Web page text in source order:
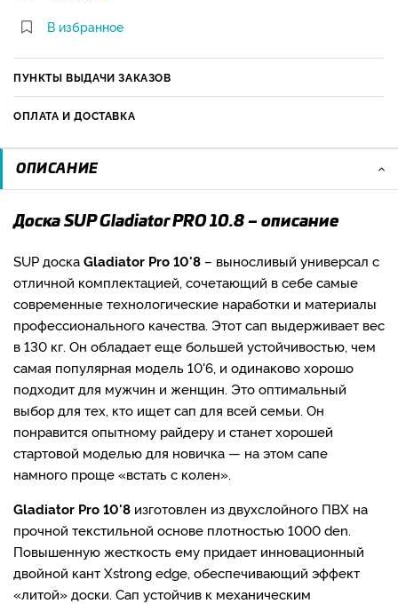
В избранное
ПУНКТЫ ВЫДАЧИ ЗАКАЗОВ
ОПЛАТА И ДОСТАВКА
ОПИСАНИЕ
Доска SUP Gladiator PRO 10.8 – описание
SUP доскаGladiator Pro 10'8 – выносливый универсал с
отличной комплектацией, сочетающий в себе самые
современные технологические наработки и материалы
профессионального качества. Этот сап выдерживает вес
в 130 кг. Он обладает еще большей устойчивостью, чем
самая популярная модель 10'6, и одинаково хорошо
подходит для мужчин и женщин. Это оптимальный
выбор для тех, кто ищет сап для всей семьи. Он
понравится опытному райдеру и станет хорошей
стартовой моделью для новичка — на этом сапе
намного проще «встать с колен».
Gladiator Pro 10'8 изготовлен из двухслойного ПВХ на
прочной текстильной основе плотностью 1000 den.
Повышенную жесткость ему придает инновационный
двойной кант Xstrong edge, обеспечивающий эффект
«литой» доски. Сап устойчив к механическим